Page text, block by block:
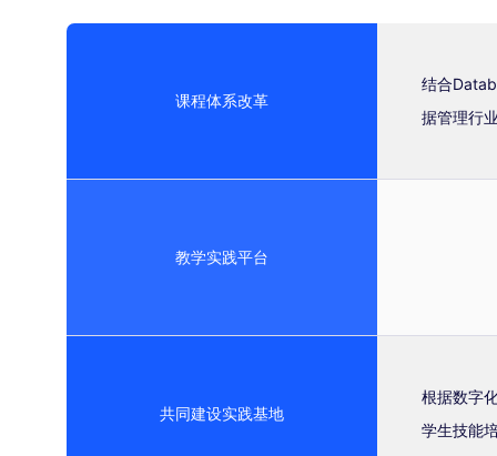
课程体系改革
结合
据管理行
教学实践平台
共同建设实践基地
根据数字
学生技能